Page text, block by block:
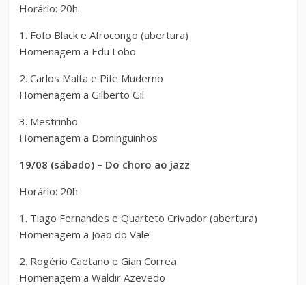
Horário: 20h
1. Fofo Black e Afrocongo (abertura)
Homenagem a Edu Lobo
2. Carlos Malta e Pife Muderno
Homenagem a Gilberto Gil
3. Mestrinho
Homenagem a Dominguinhos
19/08 (sábado) – Do choro ao jazz
Horário: 20h
1. Tiago Fernandes e Quarteto Crivador (abertura)
Homenagem a João do Vale
2. Rogério Caetano e Gian Correa
Homenagem a Waldir Azevedo